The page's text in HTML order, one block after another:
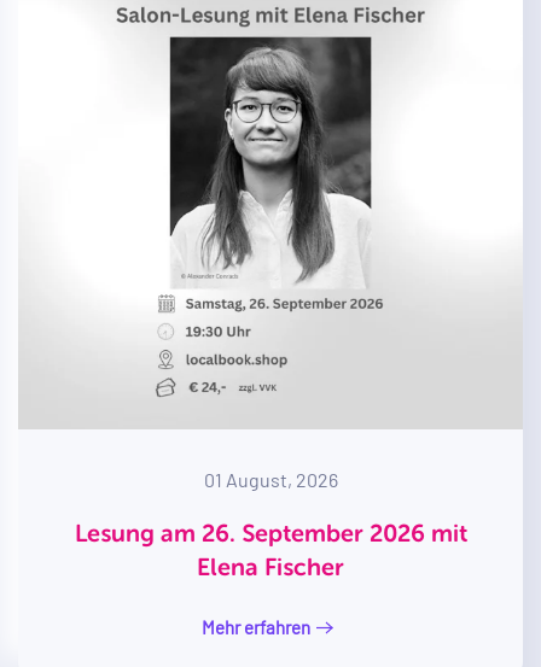
01 August, 2026
Lesung am 26. September 2026 mit
Elena Fischer
Mehr erfahren